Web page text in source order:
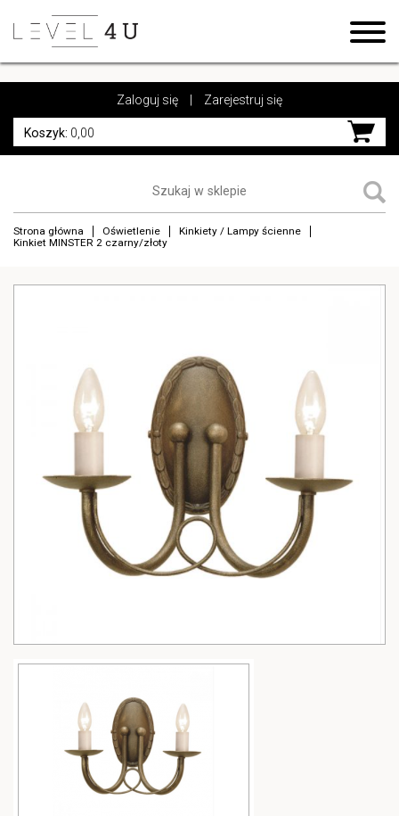
https://www.high-endrolex.com/17
Zaloguj się Zarejestruj się
Koszyk: 0,00
Strona główna Oświetlenie
Kinkiety / Lampy ścienne
Kinkiet MINSTER 2 czarny/złoty
https://www.high-endrolex.com/17